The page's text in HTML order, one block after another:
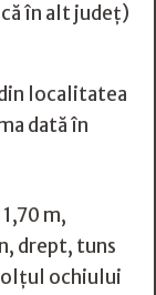
în alt județ)
localitatea
dată în
m,
drept, tuns
ochiului